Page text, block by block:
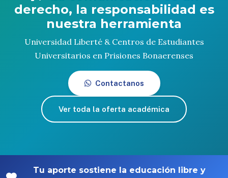
derecho, la responsabilidad es
nuestra herramienta
Universidad Liberté & Centros de Estudiantes
Universitarios en Prisiones Bonaerenses
Contactanos
Ver toda la oferta académica
Tu aporte sostiene la educación libre y